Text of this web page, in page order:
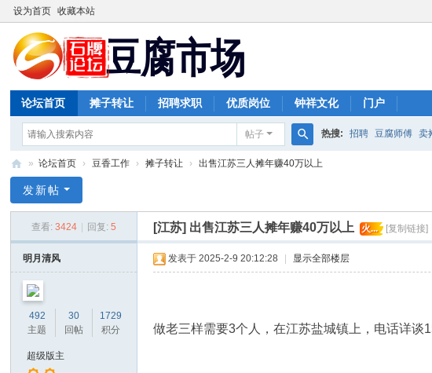
设为首页 收藏本站
论坛首页 摊子转让 招聘求职 优质岗位 钟祥文化 门户
帖子
搜
热搜: 招聘 豆腐师傅 卖
腐
场
» 论坛首页 › 豆香工作 › 摊子转让 › 出售江苏三人摊年赚40万以上
发新帖
查看: 3424 回复: 5 [江苏] 出售江苏三人摊年赚40万以上 火... [复制链接]
明月清风
492
主题
30
回帖
1729
积分
超级版主
发表于 2025-2-9 20:12:28 显示全部楼层
做老三样需要3个人，在江苏盐城镇上，电话详谈